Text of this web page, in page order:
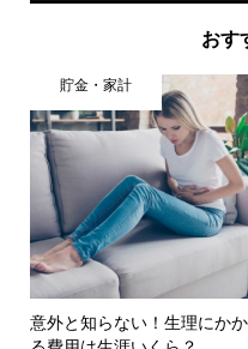
おす
貯金・家計
意外と知らない！生理にかか